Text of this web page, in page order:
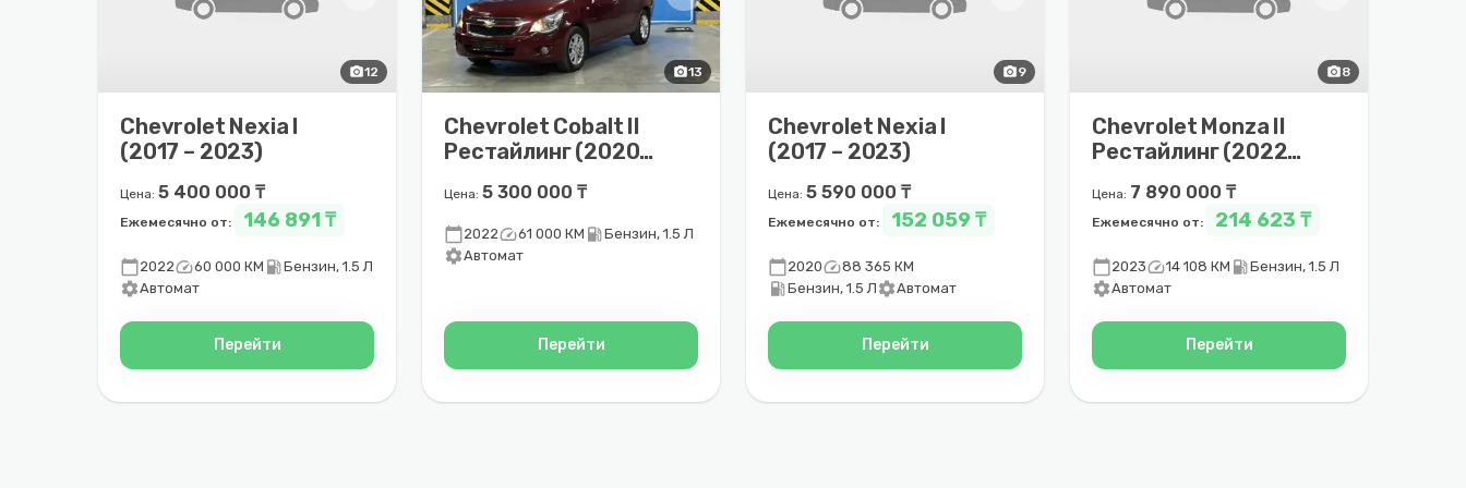
photo_camera12
Chevrolet Nexia I
(2017 – 2023)
Цена: 5 400 000 ₸
Ежемесячно от: 146 891 ₸
calendar_today2022speed60 000 КМ local_gas_stationБензин, 1.5 Л
settingsАвтомат
Перейти
photo_camera13
Chevrolet Cobalt II
Рестайлинг (2020 –
Цена: 5 300 000 ₸
calendar_today2022speed61 000 КМ local_gas_stationБензин, 1.5 Л
settingsАвтомат
Перейти
photo_camera9
Chevrolet Nexia I
(2017 – 2023)
Цена: 5 590 000 ₸
Ежемесячно от: 152 059 ₸
calendar_today2020speed88 365 КМ
local_gas_stationБензин, 1.5 Л settingsАвтомат
Перейти
photo_camera8
Chevrolet Monza II
Рестайлинг (2022 –
Цена: 7 890 000 ₸
Ежемесячно от: 214 623 ₸
calendar_today2023speed14 108 КМ local_gas_stationБензин, 1.5 Л
settingsАвтомат
Перейти